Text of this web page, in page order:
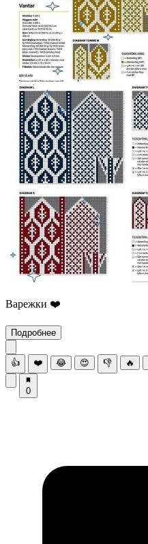
Варежки ❤️
Подробнее
👍 ❤️ 😂 😍 👎 🔥
0